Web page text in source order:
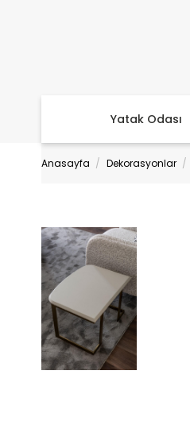
Yatak Odası
Anasayfa Dekorasyonlar